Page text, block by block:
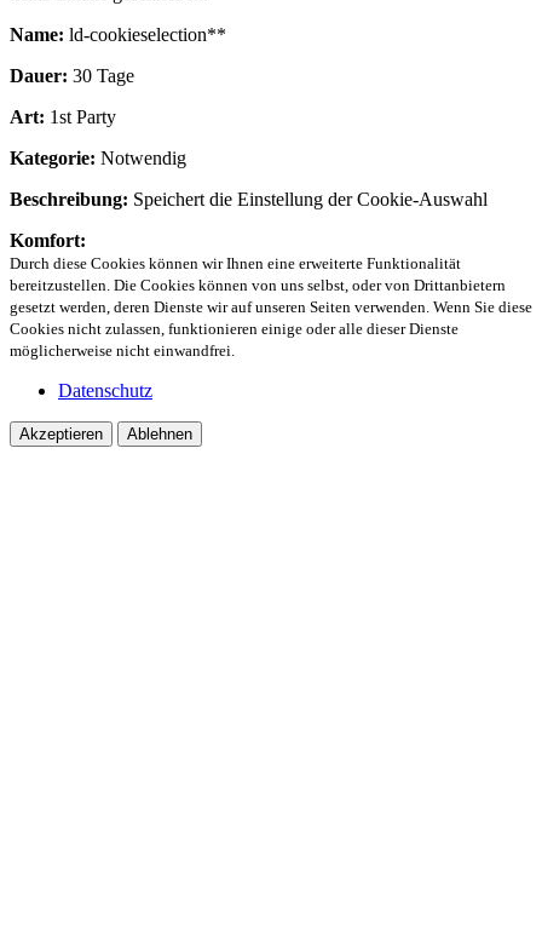
Name: ld-cookieselection**
Dauer: 30 Tage
Art: 1st Party
Kategorie: Notwendig
Beschreibung: Speichert die Einstellung der Cookie-Auswahl
Komfort:
Durch diese Cookies können wir Ihnen eine erweiterte Funktionalität
bereitzustellen. Die Cookies können von uns selbst, oder von Drittanbietern
gesetzt werden, deren Dienste wir auf unseren Seiten verwenden. Wenn Sie diese
Cookies nicht zulassen, funktionieren einige oder alle dieser Dienste
möglicherweise nicht einwandfrei.
Datenschutz
Akzeptieren Ablehnen